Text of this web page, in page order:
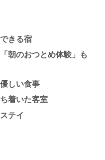
きる宿
朝のおつとめ体験」も
しい食事
着いた客室
テイ